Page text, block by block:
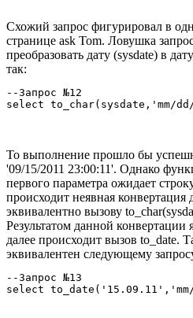
Схожий запрос фигурировал в
странице ask Tom. Ловушка
преобразовать дату (sysdate) в
так:
--Запрос №12
select to_char(sysdate,'mm/
То выполнение прошло бы
'09/15/2011 23:00:11'. Однако
первого параметра ожидает
происходит неявная конвертация
эквивалентно вызову
Результатом данной конвертации
далее происходит вызов to_date.
эквивалентен следующему
--Запрос №13
select